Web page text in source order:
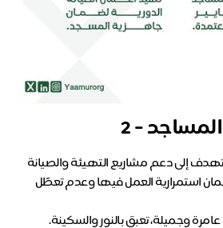
- 2
إلى دعم مشاريع التهيئة والصيانة
استمرارية العمل فيها وعدم تعطّل